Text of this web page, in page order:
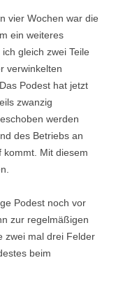
vier Wochen war die
ein weiteres
gleich zwei Teile
verwinkelten
Podest hat jetzt
zwanzig
werden
des Betriebs an
Mit diesem
Podest noch vor
zur regelmäßigen
zwei mal drei Felder
beim